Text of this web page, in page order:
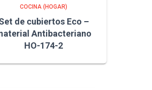
COCINA (HOGAR)
de cubiertos Eco –
Antibacteriano
HO-174-2